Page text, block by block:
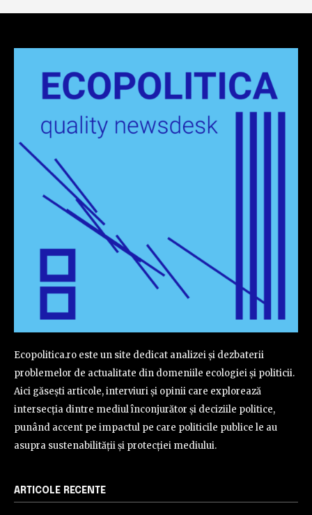
Ecopolitica.ro este un site dedicat analizei și dezbaterii
problemelor de actualitate din domeniile ecologiei și politicii.
Aici găsești articole, interviuri și opinii care explorează
intersecția dintre mediul înconjurător și deciziile politice,
punând accent pe impactul pe care politicile publice le au
asupra sustenabilității și protecției mediului.
ARTICOLE RECENTE